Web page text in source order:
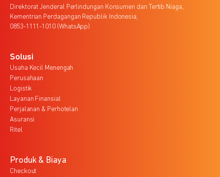
Direktorat Jenderal Perlindungan Konsumen dan Tertib Niaga,
Kementrian Perdagangan Republik Indonesia,
0853-1111-1010 (WhatsApp)
Solusi
Usaha Kecil Menengah
Perusahaan
Logistik
Layanan Finansial
Perjalanan & Perhotelan
Asuransi
Ritel
Produk & Biaya
Checkout